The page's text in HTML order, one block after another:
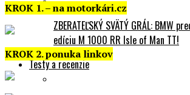
ZBERATEĽSKÝ SVÄTÝ GRÁL: BMW
edíciu M 1000 RR Isle of Man TT!
Testy a recenzie
KROK 1. – na motorkári.cz
KROK 2. ponuka linkov